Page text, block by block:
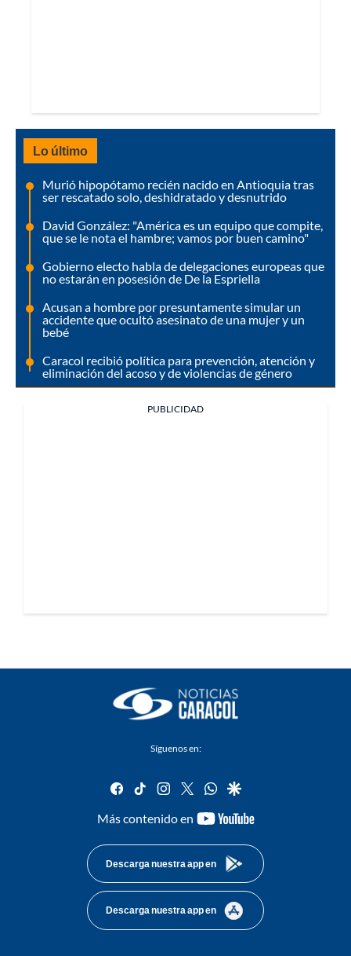
Lo último
Murió hipopótamo recién nacido en Antioquia tras
ser rescatado solo, deshidratado y desnutrido
David González: "América es un equipo que compite,
que se le nota el hambre; vamos por buen camino"
Gobierno electo habla de delegaciones europeas que
no estarán en posesión de De la Espriella
Acusan a hombre por presuntamente simular un
accidente que ocultó asesinato de una mujer y un
bebé
Caracol recibió política para prevención, atención y
eliminación del acoso y de violencias de género
PUBLICIDAD
Síguenos en:
facebook
tiktok instagram
twitterwhatsapp
google
Más contenido en
youtube-
Descarga nuestra app en
Descarga nuestra app en